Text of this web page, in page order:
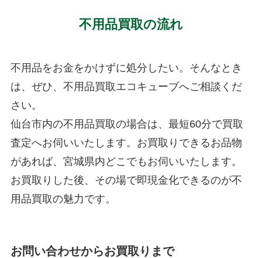
不用品買取の流れ
不用品をお金をかけずに処分したい。そんなとき
は、ぜひ、不用品買取エコキューブへご相談くだ
さい。
仙台市内の不用品買取の場合は、最短60分で買取
査定へお伺いいたします。お買取りできるお品物
があれば、宮城県内どこでもお伺いいたします。
お買取りした後、その場で即現金化できるのが不
用品買取の魅力です。
お問い合わせからお買取りまで